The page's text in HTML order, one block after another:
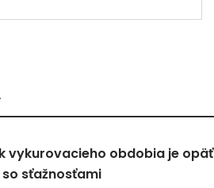
vykurovacieho obdobia je opäť
sťažnosťami